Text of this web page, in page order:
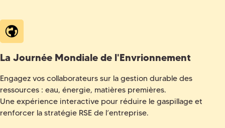
La Journée Mondiale de l'Envrionnement
Engagez vos collaborateurs sur la gestion durable des
ressources : eau, énergie, matières premières.
Une expérience interactive pour réduire le gaspillage et
renforcer la stratégie RSE de l’entreprise.